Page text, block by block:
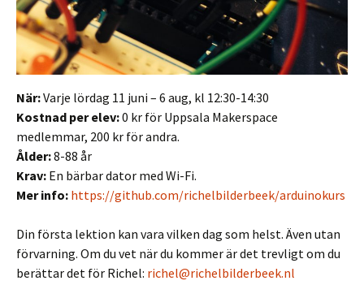
När:Varje lördag 11 juni – 6 aug, kl 12:30-14:30
Kostnad per elev:0 kr för Uppsala Makerspace
medlemmar, 200 kr för andra.
Ålder:8-88 år
Krav: En bärbar dator med Wi-Fi.
Mer info: https://github.com/richelbilderbeek/arduinokurs
Din första lektion kan vara vilken dag som helst. Även utan
förvarning. Om du vet när du kommer är det trevligt om du
berättar det för Richel: richel@richelbilderbeek.nl